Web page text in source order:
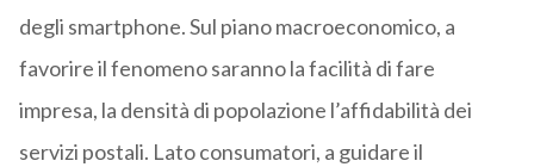
degli smartphone. Sul piano macroeconomico, a
favorire il fenomeno saranno la facilità di fare
impresa, la densità di popolazione l’affidabilità dei
servizi postali. Lato consumatori, a guidare il